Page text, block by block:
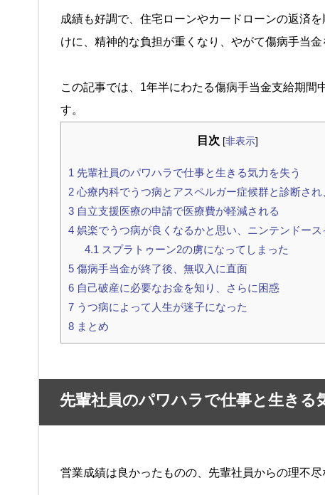
成績も好調で、住宅ローンやカードローンの返済
けに、精神的な負担が重くなり、やがて傷病手当金
この記事では、1年半にわたる傷病手当金支給期間
す。
目次 [非表示]
1 先輩社員のパワハラで仕事と生きる気力を失う
2 心療内科でうつ病とアスペルガー症候群と診断され
3 自立支援医療の申請で医療費が軽減される
4 娯楽でうつ病が良くなるかと思い、ニンテンドース
4.1 スプラトゥーン2の虜になってしまった
5 傷病手当金が終了後、無収入に直面
6 自己破産に必要なお金を知り、さらに困惑
7 うつ病によって人生が迷子になった
8 まとめ
先輩社員のパワハラで仕事と生きる
営業成績は良かったものの、先輩社員からの理不尽